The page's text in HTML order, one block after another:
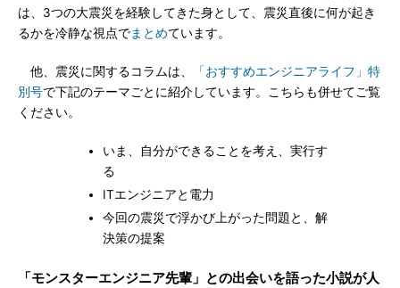
は、3つの大震災を経験してきた身として、震災直後に何が起き
るかを冷静な視点でまとめています。
他、震災に関するコラムは、
「おすすめエンジニアライフ」特
別号で下記のテーマごとに紹介しています。こちらも併せてご覧
ください。
いま、自分ができることを考え、実行す
る
ITエンジニアと電力
今回の震災で浮かび上がった問題と、解
決策の提案
「モンスターエンジニア先輩」との出会いを語った小説が人